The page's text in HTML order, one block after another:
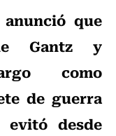
que
Gantz y
como
de guerra
evitó desde